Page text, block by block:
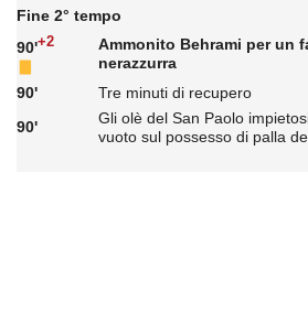
Fine 2° tempo
90'+2
Ammonito Behrami per un
nerazzurra
90'
Tre minuti di recupero
90'
Gli olè del San Paolo
vuoto sul possesso di palla